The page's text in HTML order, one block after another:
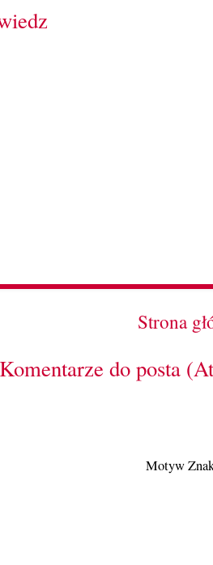
Strona
Komentarze do posta
Motyw